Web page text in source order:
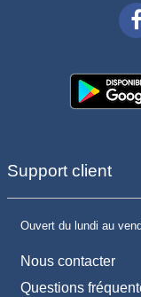
Support client
Ouvert du lundi au
Nous contacter
Questions